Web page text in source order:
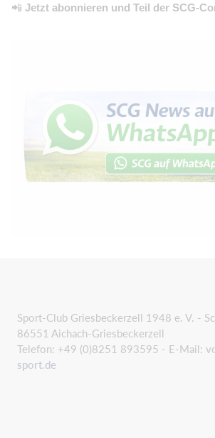
📲 Jetzt abonnieren und Teil der SCG-
Sport-Club Griesbeckerzell 1948 e. V. -
86551 Aichach-Griesbeckerzell
Telefon: +49 (0)8251 893595 - E-Mail:
sport.de